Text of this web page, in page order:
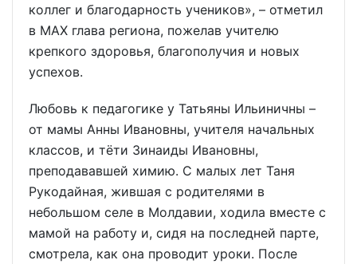
коллег и благодарность учеников», – отметил
в MAX глава региона, пожелав учителю
крепкого здоровья, благополучия и новых
успехов.
Любовь к педагогике у Татьяны Ильиничны –
от мамы Анны Ивановны, учителя начальных
классов, и тёти Зинаиды Ивановны,
преподававшей химию. С малых лет Таня
Рукодайная, жившая с родителями в
небольшом селе в Молдавии, ходила вместе с
мамой на работу и, сидя на последней парте,
смотрела, как она проводит уроки. После